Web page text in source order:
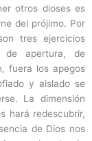
otros dioses es
del prójimo. Por
tres ejercicios
de apertura, de
fuera los apegos
y aislado se
La dimensión
hará redescubrir,
de Dios nos